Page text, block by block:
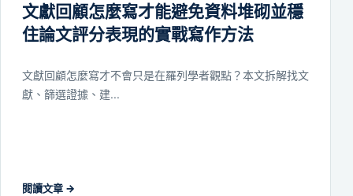
文獻回顧怎麼寫才能避免資料堆砌並穩
住論文評分表現的實戰寫作方法
文獻回顧怎麼寫才不會只是在羅列學者觀點？本文拆解找文
獻、篩選證據、建...
閱讀文章 →